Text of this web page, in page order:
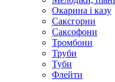
Окарина і казу
Саксгорни
Саксофони
Тромбони
Труби
Туби
Флейти